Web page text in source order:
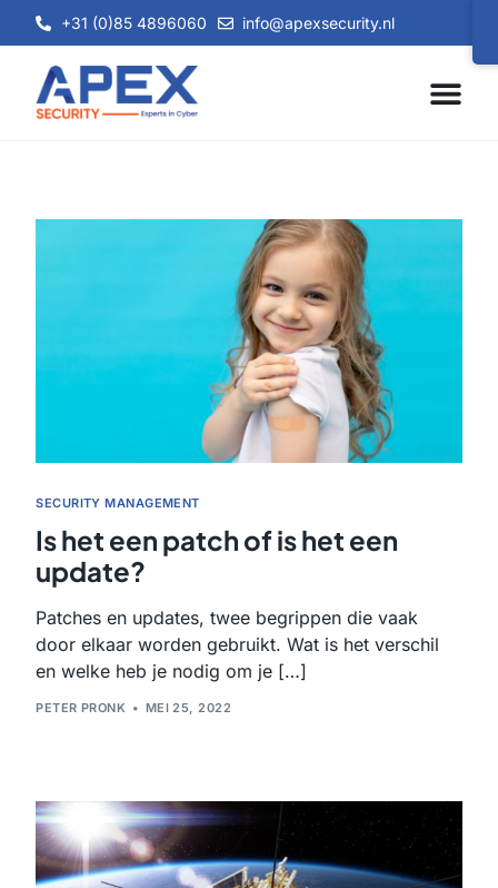
+31 (0)85 4896060 info@apexsecurity.nl
SECURITY MANAGEMENT
Is het een patch of is het een
update?
Patches en updates, twee begrippen die vaak
door elkaar worden gebruikt. Wat is het verschil
en welke heb je nodig om je […]
PETER PRONK MEI 25, 2022